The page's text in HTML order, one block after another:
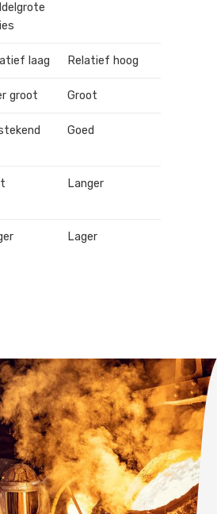
laag Relatief hoog
groot Groot
Goed
Langer
Lager